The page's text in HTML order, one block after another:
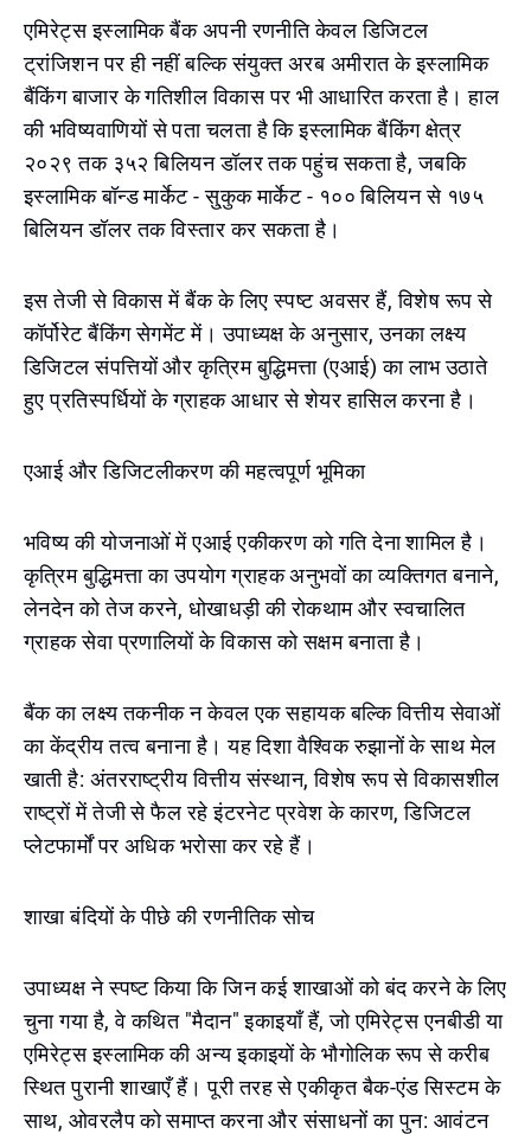
एमिरेट्स इस्लामिक बैंक अपनी रणनीति केवल डिजिटल
ट्रांजिशन पर ही नहीं बल्कि संयुक्त अरब अमीरात के इस्लामिक
बैंकिंग बाजार के गतिशील विकास पर भी आधारित करता है। हाल
की भविष्यवाणियों से पता चलता है कि इस्लामिक बैंकिंग क्षेत्र
२०२९ तक ३५२ बिलियन डॉलर तक पहुंच सकता है, जबकि
इस्लामिक बॉन्ड मार्केट - सु्कुक मार्केट - १०० बिलियन से १७५
बिलियन डॉलर तक विस्तार कर सकता है।
इस तेजी से विकास में बैंक के लिए स्पष्ट अवसर हैं, विशेष रूप से
कॉर्पोरेट बैंकिंग सेगमेंट में। उपाध्यक्ष के अनुसार, उनका लक्ष्य
डिजिटल संपत्तियों और कृत्रिम बुद्धिमत्ता (एआई) का लाभ उठाते
हुए प्रतिस्पर्धियों के ग्राहक आधार से शेयर हासिल करना है।
एआई और डिजिटलीकरण की महत्वपूर्ण भूमिका
भविष्य की योजनाओं में एआई एकीकरण को गति देना शामिल है।
कृत्रिम बुद्धिमत्ता का उपयोग ग्राहक अनुभवों का व्यक्तिगत बनाने,
लेनदेन को तेज करने, धोखाधड़ी की रोकथाम और स्वचालित
ग्राहक सेवा प्रणालियों के विकास को सक्षम बनाता है।
बैंक का लक्ष्य तकनीक न केवल एक सहायक बल्कि वित्तीय सेवाओं
का केंद्रीय तत्व बनाना है। यह दिशा वैश्विक रुझानों के साथ मेल
खाती है: अंतरराष्ट्रीय वित्तीय संस्थान, विशेष रूप से विकासशील
राष्ट्रों में तेजी से फैल रहे इंटरनेट प्रवेश के कारण, डिजिटल
प्लेटफार्मों पर अधिक भरोसा कर रहे हैं।
शाखा बंदियों के पीछे की रणनीतिक सोच
उपाध्यक्ष ने स्पष्ट किया कि जिन कई शाखाओं को बंद करने के लिए
चुना गया है, वे कथित "मैदान" इकाइयाँ हैं, जो एमिरेट्स एनबीडी या
एमिरेट्स इस्लामिक की अन्य इकाइयों के भौगोलिक रूप से करीब
स्थित पुरानी शाखाएँ हैं। पूरी तरह से एकीकृत बैक-एंड सिस्टम के
साथ, ओवरलैप को समाप्त करना और संसाधनों का पुन: आवंटन